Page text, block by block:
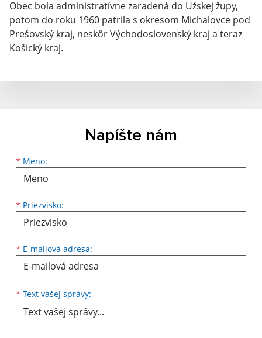
Obec bola administratívne zaradená do Užskej župy,
potom do roku 1960 patrila s okresom Michalovce pod
Prešovský kraj, neskôr Východoslovenský kraj a teraz
Košický kraj.
Napíšte nám
* Meno:
Meno
* Priezvisko:
Priezvisko
* E-mailová adresa:
E-mailová adresa
* Text vašej správy: